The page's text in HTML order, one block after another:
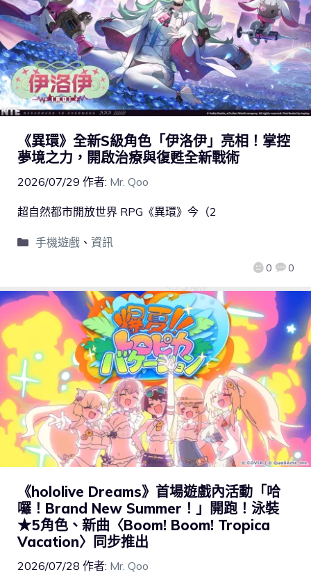
《異環》全新S級角色「伊洛伊」亮相！掌控
夢境之力，開啟治療與復甦全新戰術
2026/07/29 作者: Mr. Qoo
0 0
超自然都市開放世界 RPG《異環》今（2
手機遊戲、 資訊
《hololive Dreams》首場遊戲內活動「哈
囉！Brand New Summer！」開跑！泳裝
★5角色、新曲〈Boom! Boom! Tropica
Vacation〉同步推出
2026/07/28 作者: Mr. Qoo